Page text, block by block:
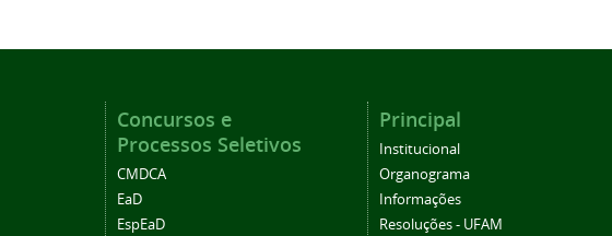
Concursos e
Processos Seletivos
CMDCA
EaD
EspEaD
Principal
Institucional
Organograma
Informações
Resoluções - UFAM